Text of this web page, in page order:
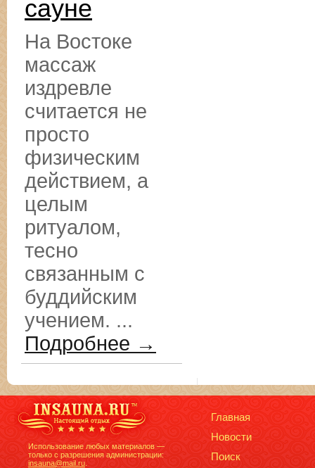
сауне
На Востоке
массаж
издревле
считается не
просто
физическим
действием, а
целым
ритуалом,
тесно
связанным с
буддийским
учением. ...
Подробнее →
Использование любых материалов —
только с разрешения администрации:
insauna@mail.ru
Главная
Новости
Поиск